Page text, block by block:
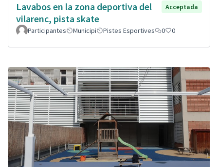
Lavabos en la zona deportiva del
vilarenc, pista skate
Acceptada
Participantes Municipi Pistes Esportives 0 0